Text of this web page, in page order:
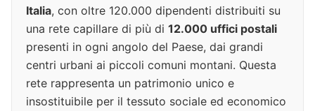
Italia, con oltre 120.000 dipendenti distribuiti su
una rete capillare di più di 12.000 uffici postali
presenti in ogni angolo del Paese, dai grandi
centri urbani ai piccoli comuni montani. Questa
rete rappresenta un patrimonio unico e
insostituibile per il tessuto sociale ed economico